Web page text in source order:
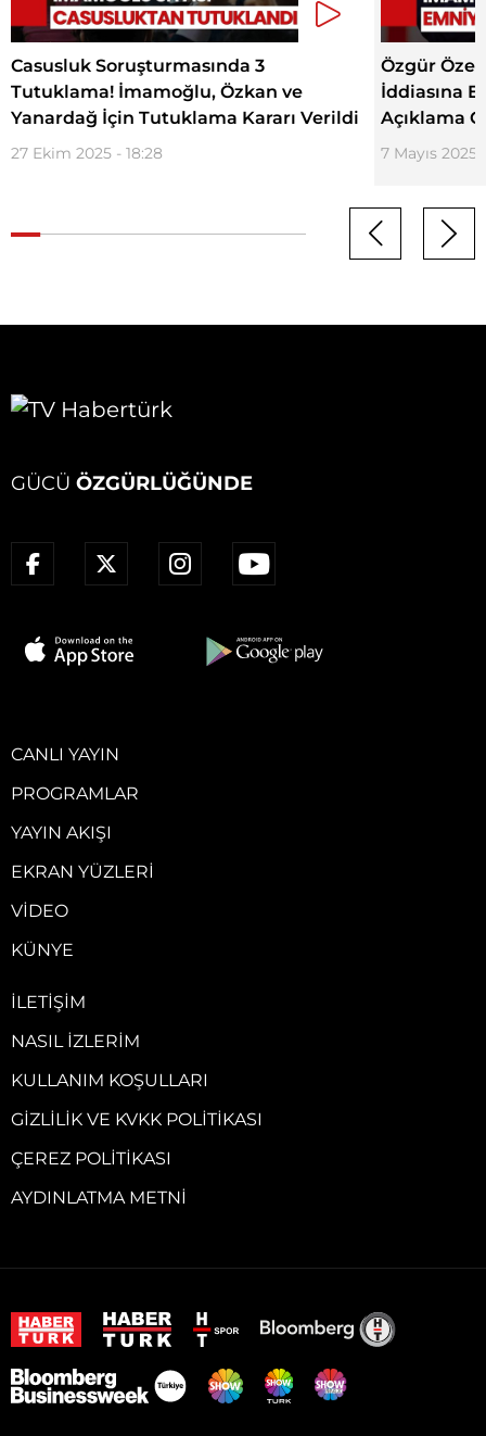
Casusluk Soruşturmasında 3
Tutuklama! İmamoğlu, Özkan ve
Yanardağ İçin Tutuklama Kararı Verildi
27 Ekim 2025 - 18:28
Özgür
İddiasına
Açıklama
7 Mayıs 2025
GÜCÜ ÖZGÜRLÜĞÜNDE
CANLI YAYIN
PROGRAMLAR
YAYIN AKIŞI
EKRAN YÜZLERI
VIDEO
KÜNYE
İLETIŞIM
NASIL İZLERIM
KULLANIM KOŞULLARI
GIZLILIK VE KVKK POLITIKASI
ÇEREZ POLITIKASI
AYDINLATMA METNI